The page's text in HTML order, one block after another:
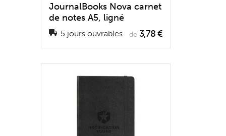
JournalBooks Nova carnet
de notes A5, ligné
5 jours ouvrables de 3,78 €